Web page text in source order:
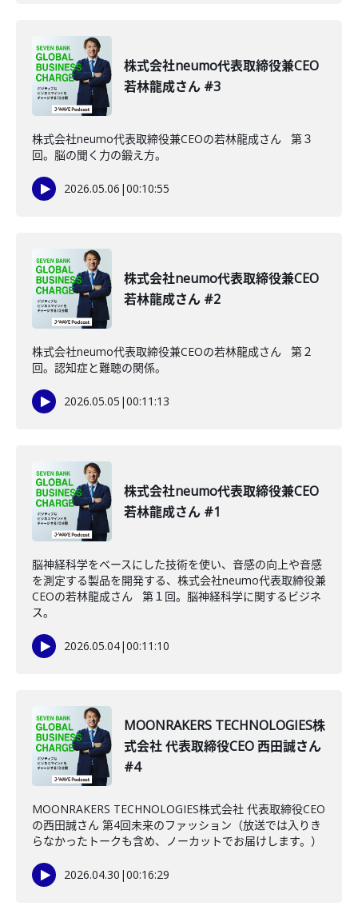
株式会社neumo代表取締役兼CEO
若林龍成さん #3
株式会社neumo代表取締役兼CEOの若林龍成さん 第３
回。脳の聞く力の鍛え方。
2026.05.06 |00:10:55
株式会社neumo代表取締役兼CEO
若林龍成さん #2
株式会社neumo代表取締役兼CEOの若林龍成さん 第２
回。認知症と難聴の関係。
2026.05.05 |00:11:13
株式会社neumo代表取締役兼CEO
若林龍成さん #1
脳神経科学をベースにした技術を使い、音感の向上や音感
を測定する製品を開発する、株式会社neumo代表取締役兼
CEOの若林龍成さん 第１回。脳神経科学に関するビジネ
ス。
2026.05.04|00:11:10
MOONRAKERS TECHNOLOGIES株
式会社 代表取締役CEO 西田誠さん
#4
MOONRAKERS TECHNOLOGIES株式会社 代表取締役CEO
の西田誠さん 第4回未来のファッション（放送では入りき
らなかったトークも含め、ノーカットでお届けします。）
2026.04.30 |00:16:29